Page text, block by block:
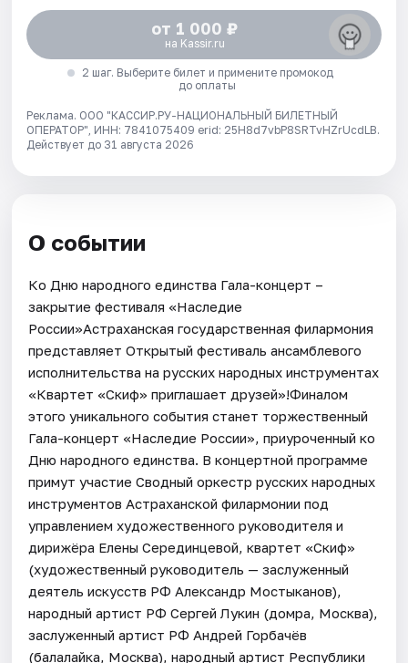
от 1 000 ₽
на Kassir.ru
2 шаг. Выберите билет и примените промокод
до оплаты
Реклама. ООО "КАССИР.РУ-НАЦИОНАЛЬНЫЙ БИЛЕТНЫЙ
ОПЕРАТОР", ИНН: 7841075409 erid: 25H8d7vbP8SRTvHZrUcdLB.
Действует до 31 августа 2026
О событии
Ко Дню народного единства Гала-концерт –
закрытие фестиваля «Наследие
России»Астраханская государственная филармония
представляет Открытый фестиваль ансамблевого
исполнительства на русских народных инструментах
«Квартет «Скиф» приглашает друзей»!Финалом
этого уникального события станет торжественный
Гала-концерт «Наследие России», приуроченный ко
Дню народного единства. В концертной программе
примут участие Сводный оркестр русских народных
инструментов Астраханской филармонии под
управлением художественного руководителя и
дирижёра Елены Серединцевой, квартет «Скиф»
(художественный руководитель — заслуженный
деятель искусств РФ Александр Мостыканов),
народный артист РФ Сергей Лукин (домра, Москва),
заслуженный артист РФ Андрей Горбачёв
(балалайка, Москва), народный артист Республики